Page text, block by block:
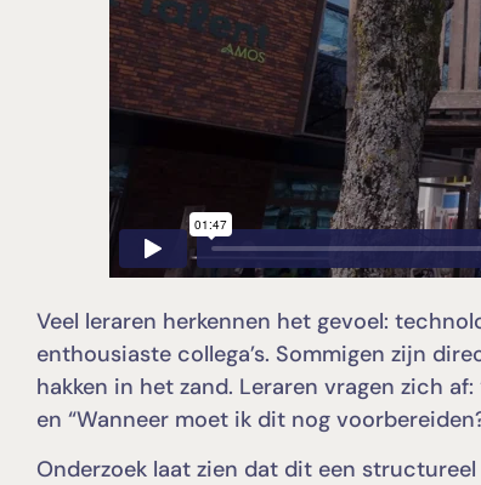
Veel leraren herkennen het gevoel:
enthousiaste collega’s. Sommigen zijn
hakken in het zand. Leraren vragen zich
en “Wanneer moet ik dit nog
Onderzoek laat zien dat dit een